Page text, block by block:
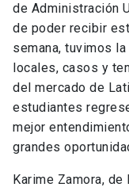
de Administración
de poder recibir
semana, tuvimos
locales, casos y
del mercado de
estudiantes
mejor
grandes
Karime Zamora,